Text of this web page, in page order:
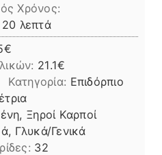
Χρόνος:
20 λεπτά
λεπτά
21.1
Κατηγορία: Επιδόρπιο
Ξηροί Καρποί
Γλυκά/Γενικά
32